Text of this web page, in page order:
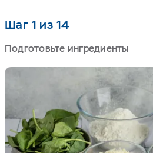
Шаг 1 из 14
Подготовьте ингредиенты